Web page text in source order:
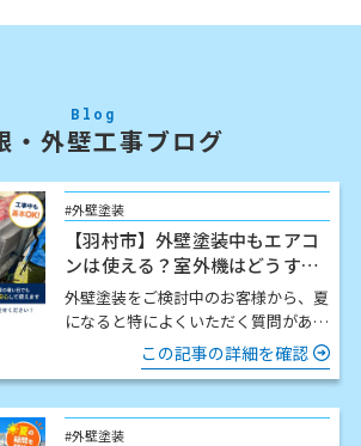
Blog
・外壁工事ブログ
#外壁塗装
【羽村市】外壁塗装中もエアコ
ンは使える？室外機はどうす
る？職人が解説
外壁塗装をご検討中のお客様から、夏
になると特によくいただく質問があり
ますか？」 結論からお伝…
この記事の詳細を確認
#外壁塗装